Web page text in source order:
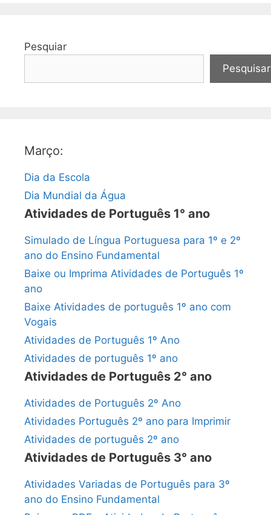
Pesquiar
Pesquisar
Março:
Dia da Escola
Dia Mundial da Água
Atividades de Português 1° ano
Simulado de Língua Portuguesa para 1º e 2º
ano do Ensino Fundamental
Baixe ou Imprima Atividades de Português 1º
ano
Baixe Atividades de português 1º ano com
Vogais
Atividades de Português 1º Ano
Atividades de português 1º ano
Atividades de Português 2° ano
Atividades de Português 2º Ano
Atividades Português 2º ano para Imprimir
Atividades de português 2º ano
Atividades de Português 3° ano
Atividades Variadas de Português para 3º
ano do Ensino Fundamental